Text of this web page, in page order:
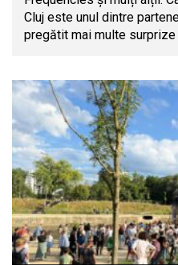
Cluj este unul dintre
pregătit mai multe